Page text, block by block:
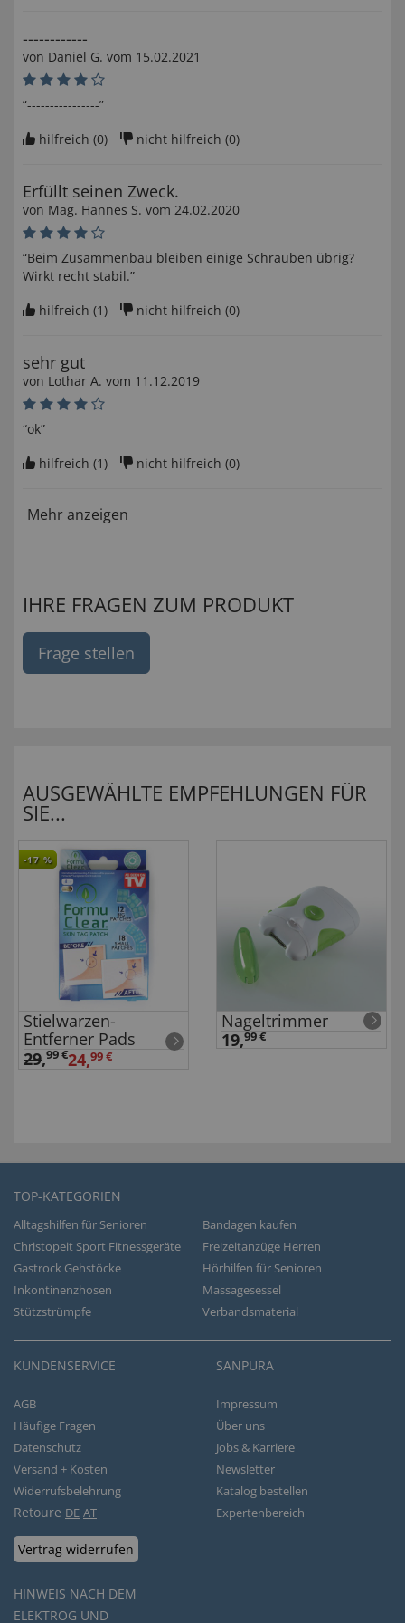
------------
von Daniel G. vom 15.02.2021
“----------------”
hilfreich (0) nicht hilfreich (0)
Erfüllt seinen Zweck.
von Mag. Hannes S. vom 24.02.2020
“Beim Zusammenbau bleiben einige Schrauben übrig?
Wirkt recht stabil.”
hilfreich (1) nicht hilfreich (0)
sehr gut
von Lothar A. vom 11.12.2019
“ok”
hilfreich (1) nicht hilfreich (0)
Mehr anzeigen
IHRE FRAGEN ZUM PRODUKT
Frage stellen
AUSGEWÄHLTE EMPFEHLUNGEN FÜR
SIE...
-17 %
Stielwarzen-
Entferner Pads
29,99 €24,99 €
Nageltrimmer
19,99 €
TOP-KATEGORIEN
Alltagshilfen für Senioren
Bandagen kaufen
Christopeit Sport Fitnessgeräte
Freizeitanzüge Herren
Gastrock Gehstöcke
Hörhilfen für Senioren
Inkontinenzhosen
Massagesessel
Stützstrümpfe
Verbandsmaterial
KUNDENSERVICE
AGB
Häufige Fragen
Datenschutz
Versand + Kosten
Widerrufsbelehrung
Retoure DE AT
Vertrag widerrufen
HINWEIS NACH DEM
ELEKTROG UND
SANPURA
Impressum
Über uns
Jobs & Karriere
Newsletter
Katalog bestellen
Expertenbereich